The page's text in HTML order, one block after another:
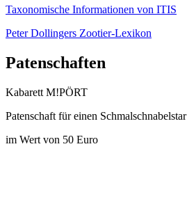
Taxonomische Informationen von ITIS
Peter Dollingers Zootier-Lexikon
Patenschaften
Kabarett M!PÖRT
Patenschaft für einen Schmalschnabelstar
im Wert von 50 Euro